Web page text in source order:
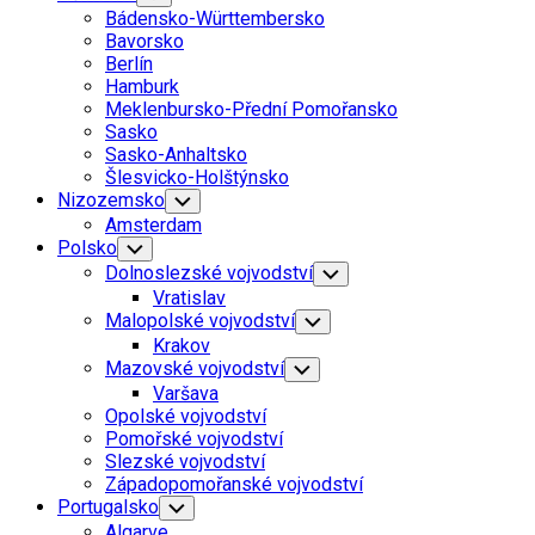
Child
Menu
Bádensko-Württembersko
Bavorsko
Berlín
Hamburk
Meklenbursko-Přední Pomořansko
Sasko
Sasko-Anhaltsko
Šlesvicko-Holštýnsko
Nizozemsko Toggle
Child
Menu
Amsterdam
Polsko Toggle
Child
Menu
Dolnoslezské vojvodství Toggle
Child
Menu
Vratislav
Malopolské vojvodství Toggle
Child
Menu
Krakov
Mazovské vojvodství Toggle
Child
Varšava
Opolské vojvodství
Pomořské vojvodství
Slezské vojvodství
Západopomořanské vojvodství
Portugalsko Toggle
Child